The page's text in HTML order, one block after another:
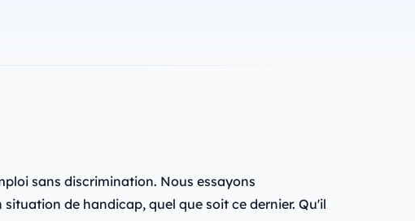
sans discrimination. Nous essayons
de handicap, quel que soit ce dernier. Qu'il